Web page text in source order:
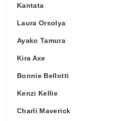
Kantata
Laura Orsolya
Ayako Tamura
Kira Axe
Bonnie Bellotti
Kenzi Kellie
Charli Maverick